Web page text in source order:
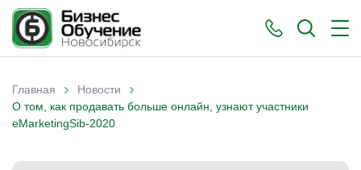
Вы здесь
Главная › Новости ›
О том, как продавать больше онлайн, узнают участники
eMarketingSib-2020